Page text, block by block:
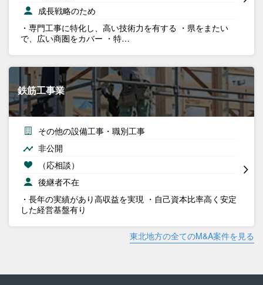
成長戦略のため
・専門工事に特化し、高い技術力を有する ・県をまたい
で、広い商圏をカバー ・特…
鉄筋工事業
その他の設備工事・職別工事
非公開
（応相談）
後継者不在
・長年の実績があり高収益を実現 ・自己資本比率高く安定
した経営基盤有り
東北地方の全てのM&A案件を見る